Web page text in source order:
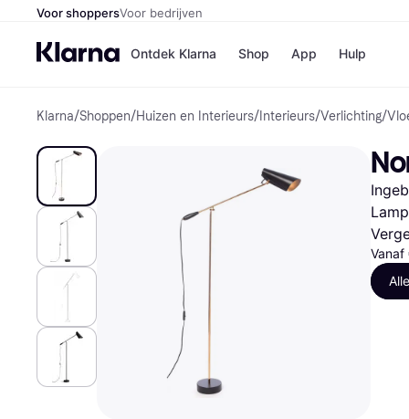
Voor shoppersVoor bedrijven
Ontdek Klarna Shop
Winkels
Bol
H&M
App Hulp
Klarna/Shoppen/Huizen en Interieurs/ Interieurs/Verlichting/
Vanaf